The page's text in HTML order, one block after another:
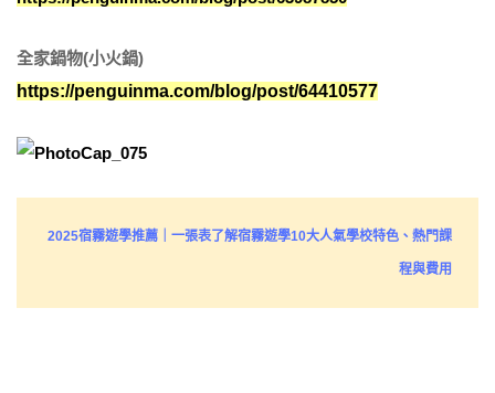
全家鍋物(小火鍋)
https://penguinma.com/blog/post/64410577
2025宿霧遊學推薦｜一張表了解宿霧遊學10大人氣學校特色、熱門課
程與費用